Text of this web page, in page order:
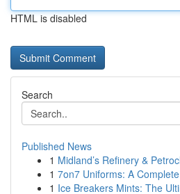
HTML is disabled
Search
Published News
1 Midland’s Refinery &
1 7on7 Uniforms: A
1 Ice Breakers Mints: The